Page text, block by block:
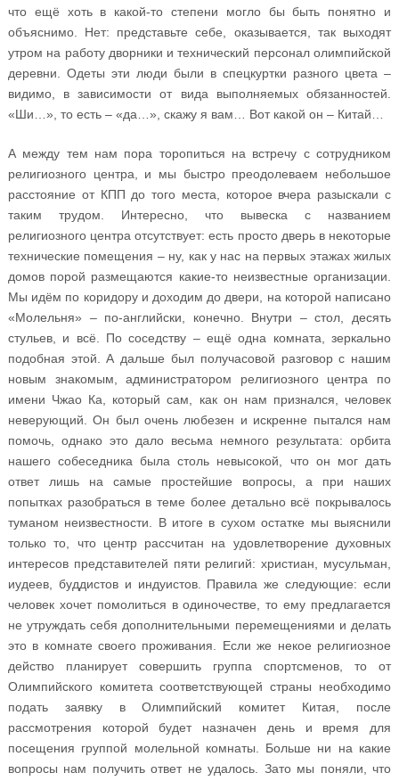
что ещё хоть в какой-то степени могло бы быть понятно и
объяснимо. Нет: представьте себе, оказывается, так выходят
утром на работу дворники и технический персонал олимпийской
деревни. Одеты эти люди были в спецкуртки разного цвета –
видимо, в зависимости от вида выполняемых обязанностей.
«Ши…», то есть – «да…», скажу я вам… Вот какой он – Китай…
А между тем нам пора торопиться на встречу с сотрудником
религиозного центра, и мы быстро преодолеваем небольшое
расстояние от КПП до того места, которое вчера разыскали с
таким трудом. Интересно, что вывеска с названием
религиозного центра отсутствует: есть просто дверь в некоторые
технические помещения – ну, как у нас на первых этажах жилых
домов порой размещаются какие-то неизвестные организации.
Мы идём по коридору и доходим до двери, на которой написано
«Молельня» – по-английски, конечно. Внутри – стол, десять
стульев, и всё. По соседству – ещё одна комната, зеркально
подобная этой. А дальше был получасовой разговор с нашим
новым знакомым, администратором религиозного центра по
имени Чжао Ка, который сам, как он нам признался, человек
неверующий. Он был очень любезен и искренне пытался нам
помочь, однако это дало весьма немного результата: орбита
нашего собеседника была столь невысокой, что он мог дать
ответ лишь на самые простейшие вопросы, а при наших
попытках разобраться в теме более детально всё покрывалось
туманом неизвестности. В итоге в сухом остатке мы выяснили
только то, что центр рассчитан на удовлетворение духовных
интересов представителей пяти религий: христиан, мусульман,
иудеев, буддистов и индуистов. Правила же следующие: если
человек хочет помолиться в одиночестве, то ему предлагается
не утруждать себя дополнительными перемещениями и делать
это в комнате своего проживания. Если же некое религиозное
действо планирует совершить группа спортсменов, то от
Олимпийского комитета соответствующей страны необходимо
подать заявку в Олимпийский комитет Китая, после
рассмотрения которой будет назначен день и время для
посещения группой молельной комнаты. Больше ни на какие
вопросы нам получить ответ не удалось. Зато мы поняли, что